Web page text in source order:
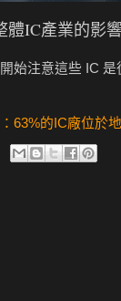
體IC產業的影響
始注意這些 IC
63%的IC廠位於